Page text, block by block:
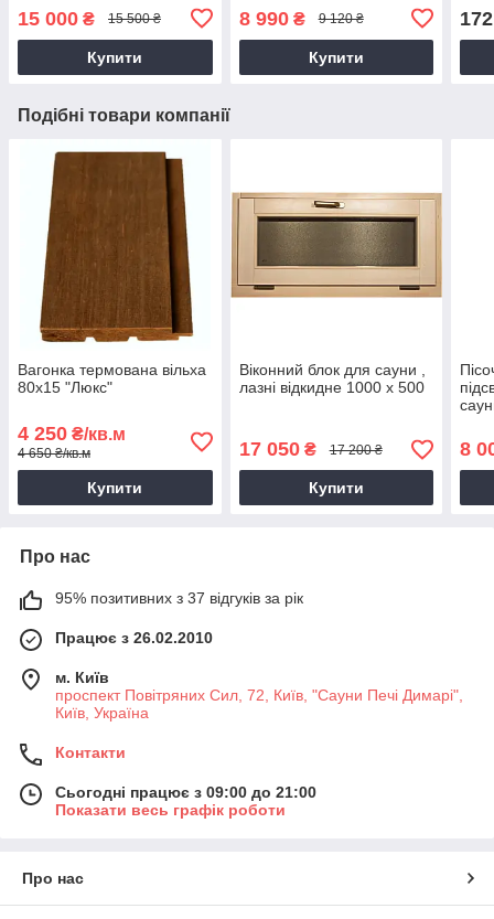
15 000 ₴ 15 500 ₴
Купити
8 990₴ 9 120 ₴
Купити
Подібні товари компанії
Вагонка термована вільха
80х15 "Люкс"
4 250 ₴/кв.м
4 650 ₴/кв.м
Купити
Віконний блок для сауни ,
лазні відкидне 1000 х 500
17 050₴ 17 200 ₴
Купити
8
Про нас
95% позитивних з 37 відгуків за рік
Працює з 26.02.2010
м. Київ
проспект Повітряних Сил, 72, Київ, "Сауни Печі Димарі",
Київ, Україна
Контакти
Сьогодні працює з 09:00 до 21:00
Показати весь графік роботи
Про нас